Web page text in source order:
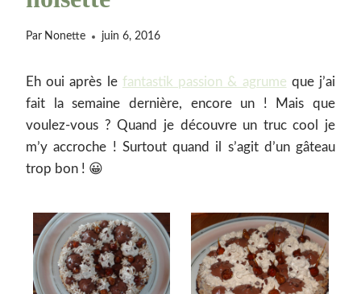
Par Nonette juin 6, 2016
Eh oui après le fantastik passion & agrume que j’ai
fait la semaine dernière, encore un ! Mais que
voulez-vous ? Quand je découvre un truc cool je
m’y accroche ! Surtout quand il s’agit d’un gâteau
trop bon ! 😀